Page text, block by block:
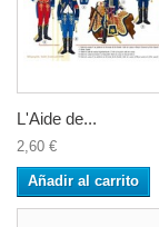
L'Aide de...
2,60 €
Añadir al carrito